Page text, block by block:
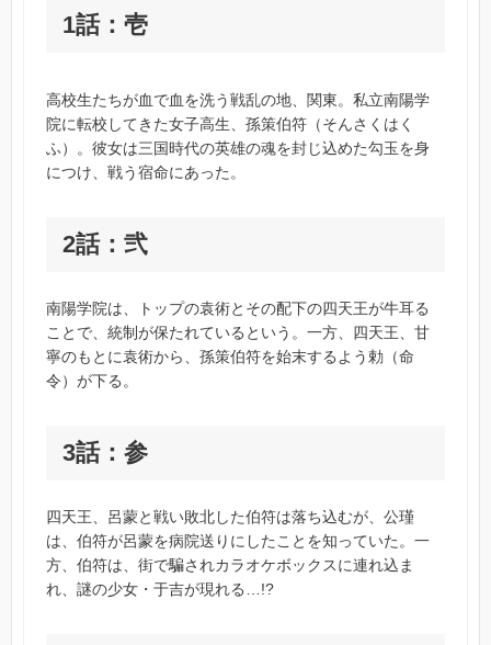
1話：壱
高校生たちが血で血を洗う戦乱の地、関東。私立南陽学
院に転校してきた女子高生、孫策伯符（そんさくはく
ふ）。彼女は三国時代の英雄の魂を封じ込めた勾玉を身
につけ、戦う宿命にあった。
2話：弐
南陽学院は、トップの袁術とその配下の四天王が牛耳る
ことで、統制が保たれているという。一方、四天王、甘
寧のもとに袁術から、孫策伯符を始末するよう勅（命
令）が下る。
3話：参
四天王、呂蒙と戦い敗北した伯符は落ち込むが、公瑾
は、伯符が呂蒙を病院送りにしたことを知っていた。一
方、伯符は、街で騙されカラオケボックスに連れ込ま
れ、謎の少女・于吉が現れる…!?